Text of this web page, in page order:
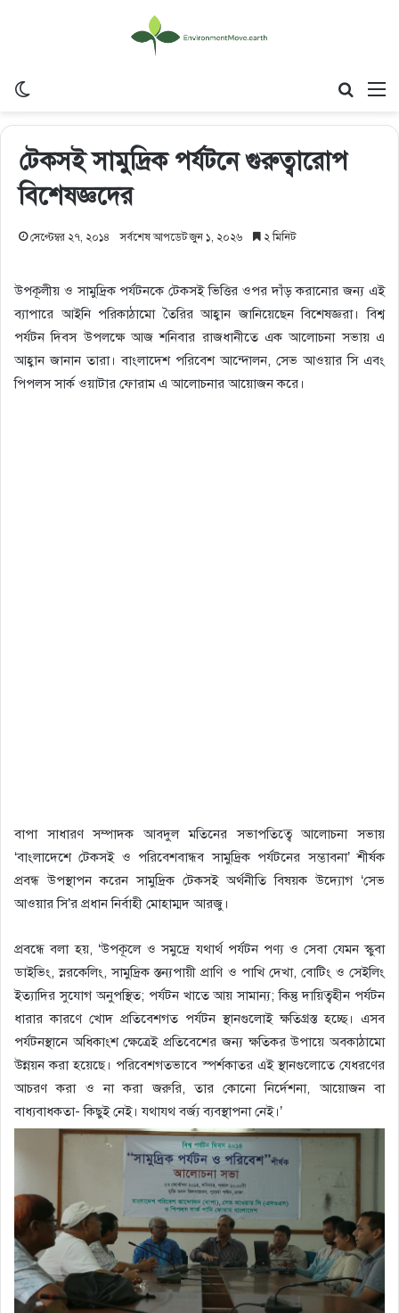
টেকসই সামুদ্রিক পর্যটনে গুরুত্বারোপ
বিশেষজ্ঞদের
সেপ্টেম্বর ২৭, ২০১৪ সর্বশেষ আপডেট জুন ১, ২০২৬ ২ মিনিট
উপকূলীয় ও সামুদ্রিক পর্যটনকে টেকসই ভিত্তির ওপর দাঁড় করানোর জন্য এই
ব্যাপারে আইনি পরিকাঠামো তৈরির আহ্বান জানিয়েছেন বিশেষজ্ঞরা। বিশ্ব
পর্যটন দিবস উপলক্ষে আজ শনিবার রাজধানীতে এক আলোচনা সভায় এ
আহ্বান জানান তারা। বাংলাদেশ পরিবেশ আন্দোলন, সেভ আওয়ার সি এবং
পিপলস সার্ক ওয়াটার ফোরাম এ আলোচনার আয়োজন করে।
বাপা সাধারণ সম্পাদক আবদুল মতিনের সভাপতিত্বে আলোচনা সভায়
‘বাংলাদেশে টেকসই ও পরিবেশবান্ধব সামুদ্রিক পর্যটনের সম্ভাবনা’ শীর্ষক
প্রবন্ধ উপস্থাপন করেন সামুদ্রিক টেকসই অর্থনীতি বিষয়ক উদ্যোগ ‘সেভ
আওয়ার সি’র প্রধান নির্বাহী মোহাম্মদ আরজু।
প্রবন্ধে বলা হয়, ‘উপকূলে ও সমুদ্রে যথার্থ পর্যটন পণ্য ও সেবা যেমন স্কুবা
ডাইভিং, স্নরকেলিং, সামুদ্রিক স্তন্যপায়ী প্রাণি ও পাখি দেখা, বোটিং ও সেইলিং
ইত্যাদির সুযোগ অনুপস্থিত; পর্যটন খাতে আয় সামান্য; কিন্তু দায়িত্বহীন পর্যটন
ধারার কারণে খোদ প্রতিবেশগত পর্যটন স্থানগুলোই ক্ষতিগ্রস্ত হচ্ছে। এসব
পর্যটনস্থানে অধিকাংশ ক্ষেত্রেই প্রতিবেশের জন্য ক্ষতিকর উপায়ে অবকাঠামো
উন্নয়ন করা হয়েছে। পরিবেশগতভাবে স্পর্শকাতর এই স্থানগুলোতে যেধরণের
আচরণ করা ও না করা জরুরি, তার কোনো নির্দেশনা, আয়োজন বা
বাধ্যবাধকতা- কিছুই নেই। যথাযথ বর্জ্য ব্যবস্থাপনা নেই।’